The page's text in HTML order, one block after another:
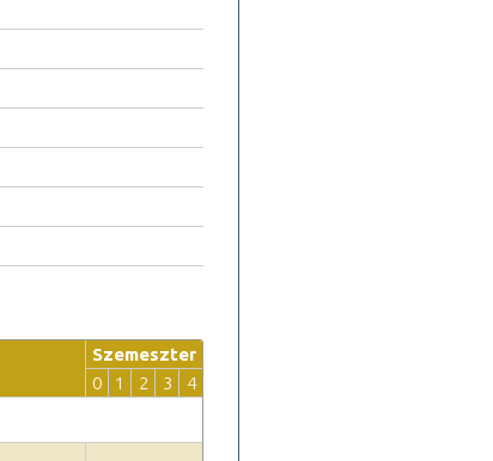
Szemeszter
0
1 2 3 4